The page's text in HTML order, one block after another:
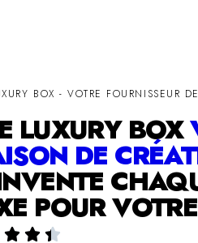
BOX - VOTRE FOURNISSEUR
LUXURY BOX
DE
POUR
  